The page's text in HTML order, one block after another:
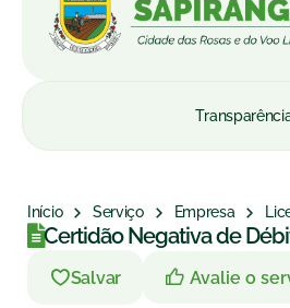
Início Serviço Empresa
Certidão Negativa de
Salvar Avalie o